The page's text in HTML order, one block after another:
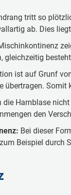
tritt so
ab. Dies
gleichzeitig
ist auf Grunf
übertragen.
die Harnblase
den
Bei dieser
Beispiel durch